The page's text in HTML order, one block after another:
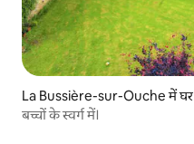
La Bussière-sur-Ouche में घर
बच्चों के स्वर्ग में।